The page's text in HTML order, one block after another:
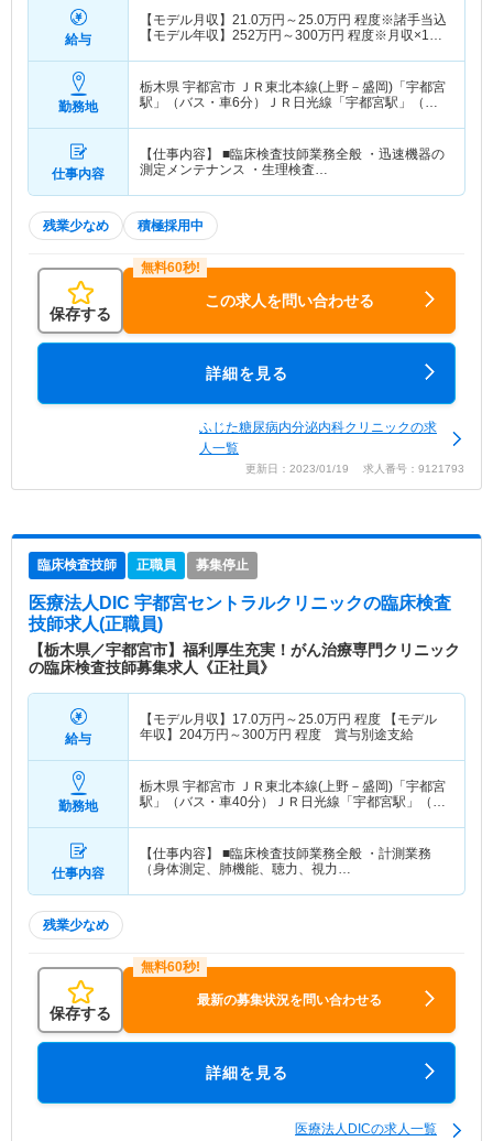
給与
【モデル月収】 21.0万円～25.0万円 程度※諸手当込
【モデル年収】 252万円～300万円 程度※月収×12
勤務地
栃木県 宇都宮市 ＪＲ東北本線(上野－盛岡)「宇都宮
駅」（バス・車6分）ＪＲ日光線「宇都宮駅」（バ
仕事内容
【仕事内容】 ■臨床検査技師業務全般 ・迅速機器の
測定メンテナンス ・生理検査…
残業少なめ 積極採用中
保存する
この求人を問い合わせる
詳細を見る
ふじた糖尿病内分泌内科クリニックの求
人一覧
更新日：2023/01/19 求人番号：9121793
臨床検査技師 正職員 募集停止
医療法人DIC 宇都宮セントラルクリニックの臨床検査
技師求人(正職員)
【栃木県／宇都宮市】福利厚生充実！がん治療専門クリニック
の臨床検査技師募集求人《正社員》
給与
【モデル月収】 17.0万円～25.0万円 程度 【モデル
年収】 204万円～300万円 程度 賞与別途支給
勤務地
栃木県 宇都宮市 ＪＲ東北本線(上野－盛岡)「宇都宮
駅」（バス・車40分）ＪＲ日光線「宇都宮駅」（バ
仕事内容
【仕事内容】 ■臨床検査技師業務全般 ・計測業務
（身体測定、肺機能、聴力、視力…
残業少なめ
保存する
最新の募集状況を問い合わせる
詳細を見る
医療法人DICの求人一覧